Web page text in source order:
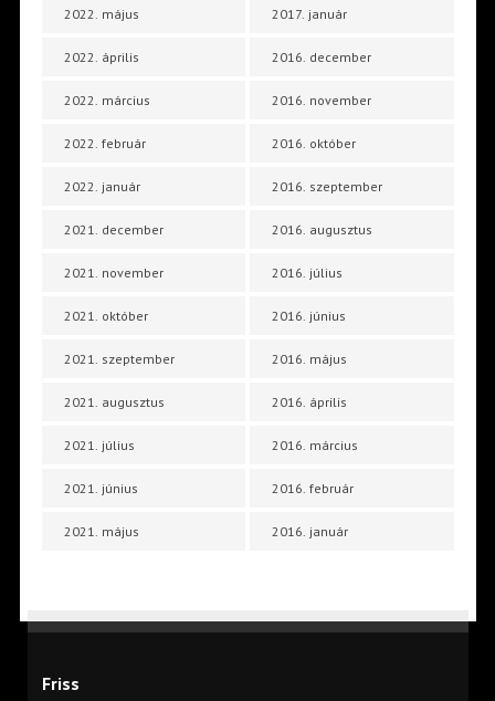
2022. május
2022. április
2022. március
2022. február
2022. január
2021. december
2021. november
2021. október
2021. szeptember
2021. augusztus
2021. július
2021. június
2021. május
2017. január
2016. december
2016. november
2016. október
2016. szeptember
2016. augusztus
2016. július
2016. június
2016. május
2016. április
2016. március
2016. február
2016. január
Friss